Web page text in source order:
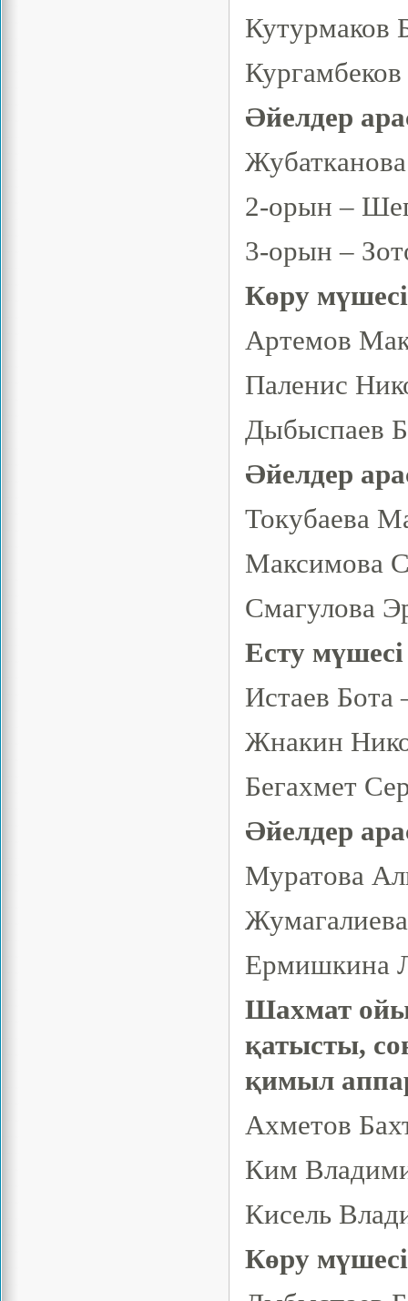
Кутурмаков
Әйелдер
2-орын –
3-орын –
Көру
Артемов
Паленис
Дыбыспаев
Әйелдер
Токубаева
Максимова
Смагулова
Есту
Истаев Бота
Жнакин
Бегахмет
Әйелдер
Муратова
Ермишкина
Шахмат
қатысты,
қимыл
Ахметов
Ким
Кисель
Көру